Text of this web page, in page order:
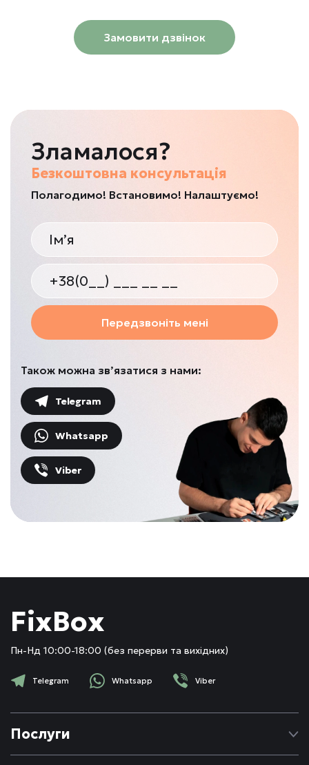
Замовити дзвінок
Зламалося?
Безкоштовна консультація
Полагодимо! Встановимо! Налаштуємо!
Передзвоніть мені
Також можна зв’язатися з нами:
Telegram
Whatsapp
Viber
FixBox
Пн-Нд 10:00-18:00 (без перерви та вихідних)
Telegram Whatsapp Viber
Послуги